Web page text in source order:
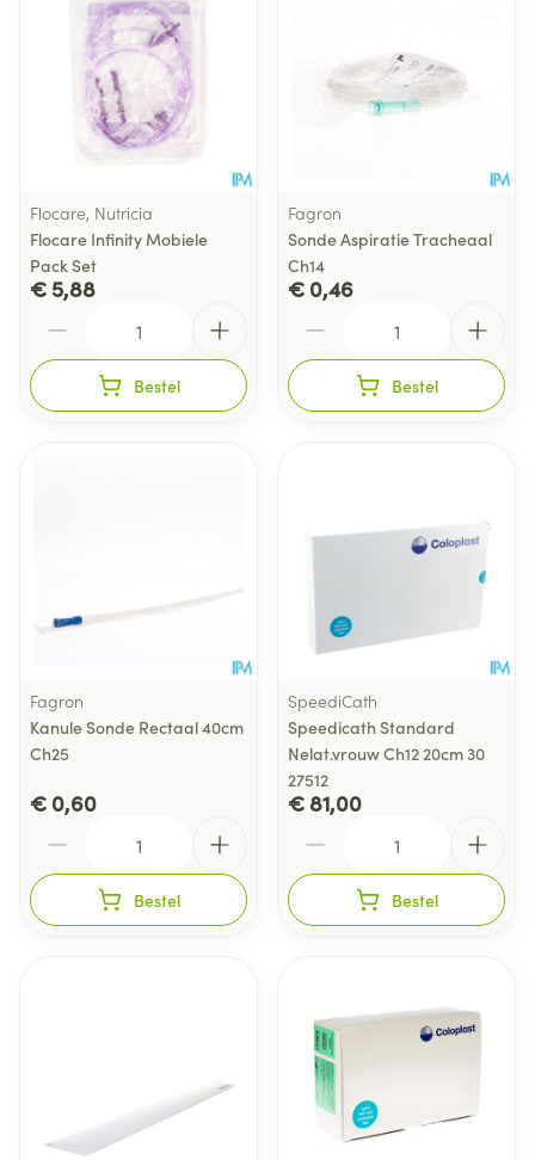
Flocare, Nutricia
Flocare Infinity Mobiele
Pack Set
€ 5,88
Bestel
Fagron
Sonde Aspiratie Tracheaal
Ch14
€ 0,46
Bestel
Fagron
Kanule Sonde Rectaal 40cm
Ch25
€ 0,60
Bestel
SpeediCath
Speedicath Standard
Nelat.vrouw Ch12 20cm 30
27512
€ 81,00
Bestel